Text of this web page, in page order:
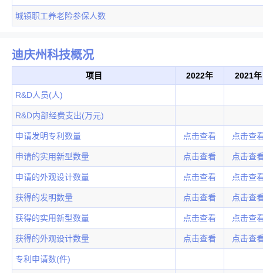
城镇职工养老险参保人数
迪庆州科技概况
项目 2022年 2021年
R&D人员(人)
R&D内部经费支出(万元)
申请发明专利数量 点击查看 点击查
申请的实用新型数量 点击查看 点击查
申请的外观设计数量 点击查看 点击查
获得的发明数量 点击查看 点击查
获得的实用新型数量 点击查看 点击查
获得的外观设计数量 点击查看 点击查
专利申请数(件)